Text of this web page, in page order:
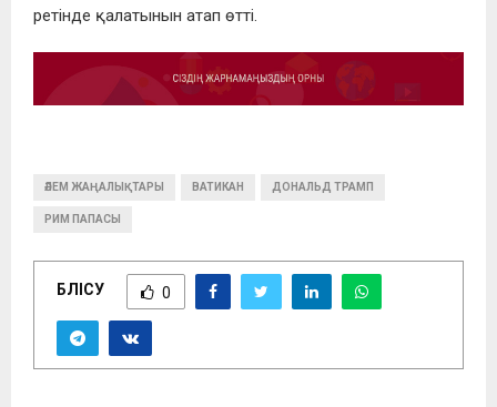
ретінде қалатынын атап өтті.
ӘЛЕМ ЖАҢАЛЫҚТАРЫ ВАТИКАН ДОНАЛЬД ТРАМП
РИМ ПАПАСЫ
БӨЛІСУ 0